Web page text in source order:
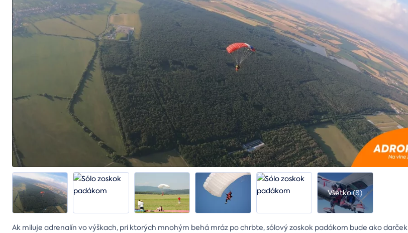
Všetko(8)
Ak miluje adrenalín vo výškach, pri ktorých mnohým behá mráz po chrbte, sólový zoskok padákom bude ako darček